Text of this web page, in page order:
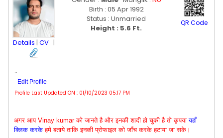
Details | CV|
Birth : 05 Apr 1992
Status : Unmarried
Height : 5.6 Ft.
QR Code
..
Edit Profile
Profile Last Updated ON : 01/10/2023 05:17 PM
अगर आप Vinay kumar को जानते है और इनकी शादी हो चुकी है तो कृपयायहाँ
क्लिक करकेहमे बताये ताकि इनकी प्रोफाइल को जाँच करके हटाया जा सके।